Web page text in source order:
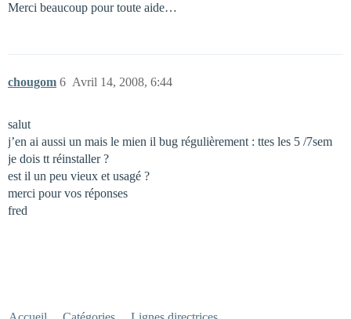
Merci beaucoup pour toute aide…
chougom Avril 14, 2008, 6:44
6
salut
j’en ai aussi un mais le mien il bug régulièrement : ttes les 5 /7sem
je dois tt réinstaller ?
est il un peu vieux et usagé ?
merci pour vos réponses
fred